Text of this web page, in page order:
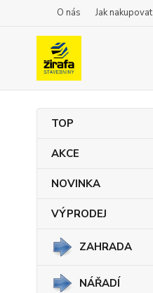
O nás Jak nakupovat
TOP
AKCE
NOVINKA
VÝPRODEJ
ZAHRADA
NÁŘADÍ